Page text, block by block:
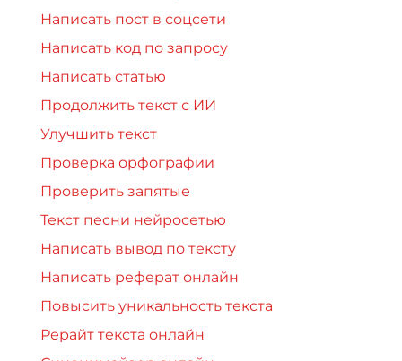
Написать пост в соцсети
Написать код по запросу
Написать статью
Продолжить текст с ИИ
Улучшить текст
Проверка орфографии
Проверить запятые
Текст песни нейросетью
Написать вывод по тексту
Написать реферат онлайн
Повысить уникальность текста
Рерайт текста онлайн